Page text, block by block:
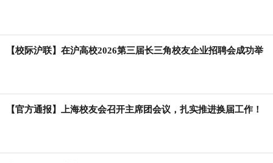
【校际沪联】在沪高校2026第三届长三角校友企业招聘会成功举
【官方通报】上海校友会召开主席团会议，扎实推进换届工作！